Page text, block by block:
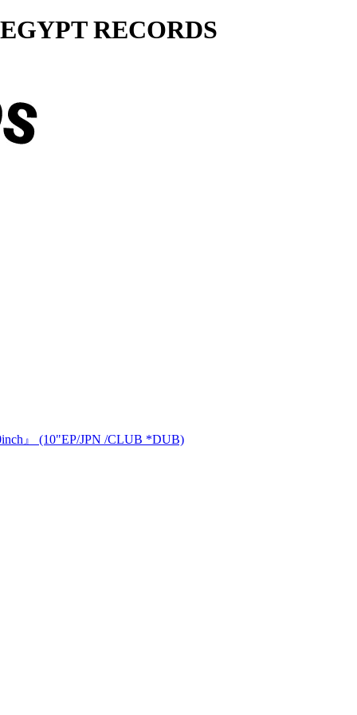
RECORDS
』 (10"EP/JPN /CLUB *DUB)